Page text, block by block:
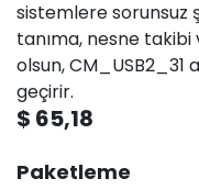
sistemlere sorunsuz
tanıma, nesne
olsun, CM_USB2_31
geçirir.
$ 65,18
Paketleme